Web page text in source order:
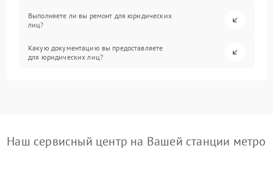
Выполняете ли вы ремонт для юридических
лиц?
Какую документацию вы предоставляете
для юридических лиц?
Наш сервисный центр на Вашей станции метро